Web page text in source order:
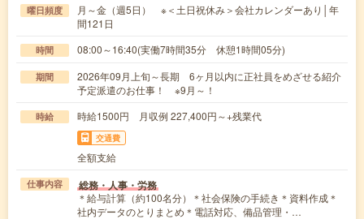
曜日頻度
月～金（週5日） ※＜土日祝休み＞会社カレンダーあり│年
間121日
時間 08:00～16:40(実働7時間35分 休憩1時間05分)
期間
2026年09月上旬～長期 6ヶ月以内に正社員をめざせる紹介
予定派遣のお仕事！ ※9月～！
時給 時給1500円 月収例 227,400円～+残業代
交通費
全額支給
仕事内容 総務・人事・労務
＊給与計算（約100名分）＊社会保険の手続き＊資料作成＊
社内データのとりまとめ＊電話対応、備品管理・…